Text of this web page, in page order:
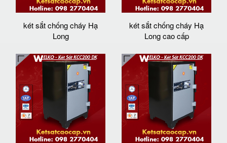
két sắt chống cháy Hạ
Long
két sắt chống cháy Hạ
Long cao cấp